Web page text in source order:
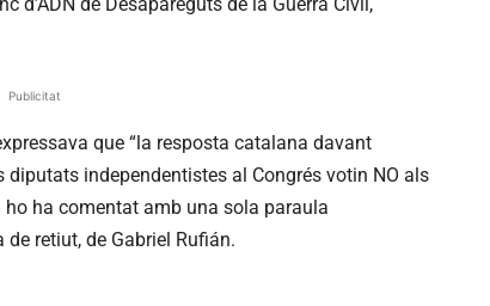
Publicitat
que “la resposta catalana davant
independentistes al Congrés votin NO als
ho ha comentat amb una sola paraula
retiut, de Gabriel Rufián.